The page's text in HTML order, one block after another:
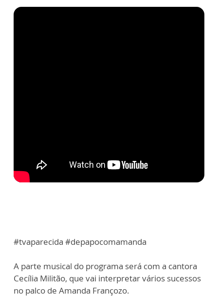
#tvaparecida #depapocomamanda
A parte musical do programa será com a cantora
Cecília Militão, que vai interpretar vários sucessos
no palco de Amanda Françozo.